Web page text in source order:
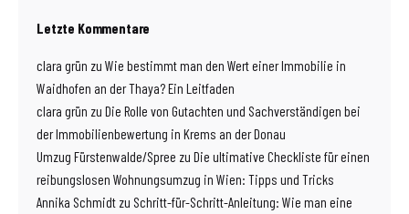
Letzte Kommentare
clara grün zu Wie bestimmt man den Wert einer Immobilie in
Waidhofen an der Thaya? Ein Leitfaden
clara grün zu Die Rolle von Gutachten und Sachverständigen bei
der Immobilienbewertung in Krems an der Donau
Umzug Fürstenwalde/Spree zu Die ultimative Checkliste für einen
reibungslosen Wohnungsumzug in Wien: Tipps und Tricks
Annika Schmidt zu Schritt-für-Schritt-Anleitung: Wie man eine